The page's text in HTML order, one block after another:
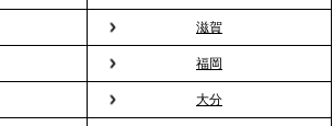
ウオッチ9」で、2ndTable「室内花
ました
滋賀
福岡
大分